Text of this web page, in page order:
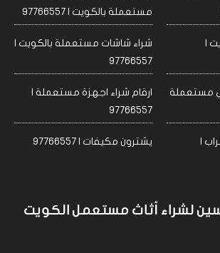
مستعملة بالكويت | 97766557
|
شراء شاشات مستعملة بالكويت |
97766557
مستعملة
ارقام شراء اجهزة مستعملة |
97766557
|
يشترون مكيفات | 97766557
لشراء أثاث مستعمل الكويت